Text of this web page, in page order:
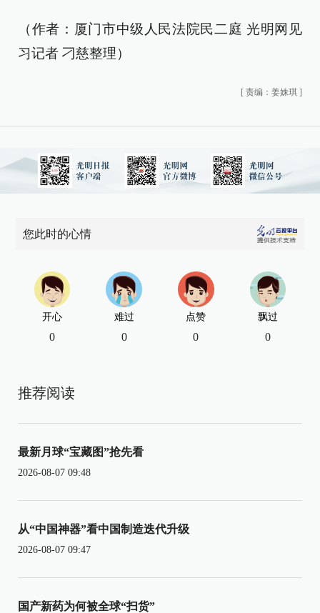
（作者：厦门市中级人民法院民二庭 光明网见
习记者 刁慈整理）
[ 责编：姜姝琪 ]
您此时的心情
开心
0
难过
0
点赞
0
飘过
0
推荐阅读
最新月球“宝藏图”抢先看
2026-08-07 09:48
从“中国神器”看中国制造迭代升级
2026-08-07 09:47
国产新药为何被全球“扫货”